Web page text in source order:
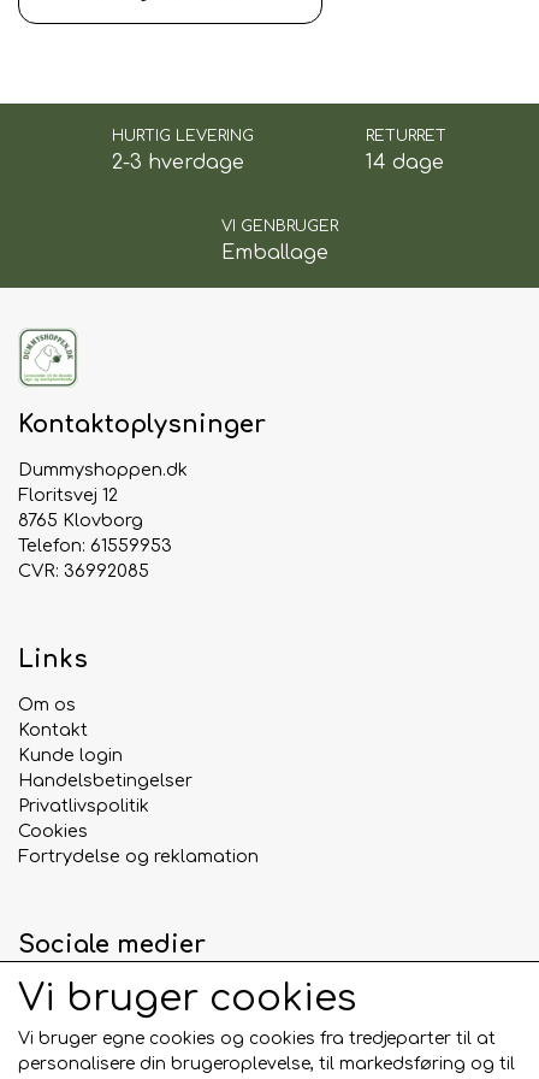
✅ Fremstillet i slidstærk kanvas
HURTIG LEVERING
2-3 hverdage
RETURRET
14 dage
VI GENBRUGER
Emballage
Kontaktoplysninger
Dummyshoppen.dk
Floritsvej 12
8765 Klovborg
Telefon: 61559953
CVR: 36992085
Links
Om os
Kontakt
Kunde login
Handelsbetingelser
Privatlivspolitik
Cookies
Fortrydelse og reklamation
Sociale medier
Vi bruger cookies
Vi bruger egne cookies og cookies fra tredjeparter til at
personalisere din brugeroplevelse, til markedsføring og til